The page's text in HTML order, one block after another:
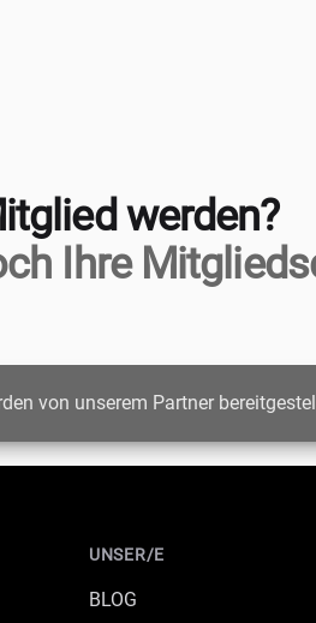
werden?
Ihre
von unserem Partner
UNSER/E
BLOG